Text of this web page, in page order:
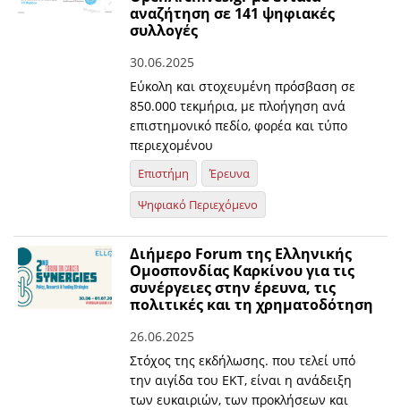
αναζήτηση σε 141 ψηφιακές
συλλογές
30.06.2025
Εύκολη και στοχευμένη πρόσβαση σε
850.000 τεκμήρια, με πλοήγηση ανά
επιστημονικό πεδίο, φορέα και τύπο
περιεχομένου
Επιστήμη
Έρευνα
Ψηφιακό Περιεχόμενο
Διήμερο Forum της Ελληνικής
Ομοσπονδίας Καρκίνου για τις
συνέργειες στην έρευνα, τις
πολιτικές και τη χρηματοδότηση
26.06.2025
Στόχος της εκδήλωσης. που τελεί υπό
την αιγίδα του ΕΚΤ, είναι η ανάδειξη
των ευκαιριών, των προκλήσεων και